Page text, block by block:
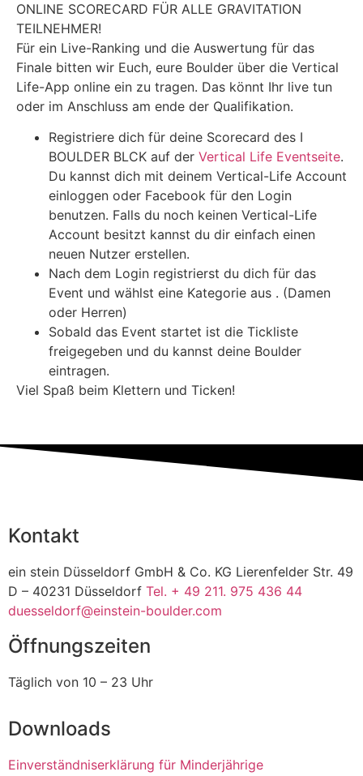
ONLINE SCORECARD FÜR ALLE GRAVITATION
TEILNEHMER!
Für ein Live-Ranking und die Auswertung für das
Finale bitten wir Euch, eure Boulder über die Vertical
Life-App online ein zu tragen. Das könnt Ihr live tun
oder im Anschluss am ende der Qualifikation.
Registriere dich für deine Scorecard des I
BOULDER BLCK auf der Vertical Life Eventseite.
Du kannst dich mit deinem Vertical-Life Account
einloggen oder Facebook für den Login
benutzen. Falls du noch keinen Vertical-Life
Account besitzt kannst du dir einfach einen
neuen Nutzer erstellen.
Nach dem Login registrierst du dich für das
Event und wählst eine Kategorie aus . (Damen
oder Herren)
Sobald das Event startet ist die Tickliste
freigegeben und du kannst deine Boulder
eintragen.
Viel Spaß beim Klettern und Ticken!
Kontakt
ein stein Düsseldorf GmbH & Co. KG Lierenfelder Str. 49
D – 40231 Düsseldorf Tel. + 49 211. 975 436 44
duesseldorf@einstein-boulder.com
Öffnungszeiten
Täglich von 10 – 23 Uhr
Downloads
Einverständniserklärung für Minderjährige